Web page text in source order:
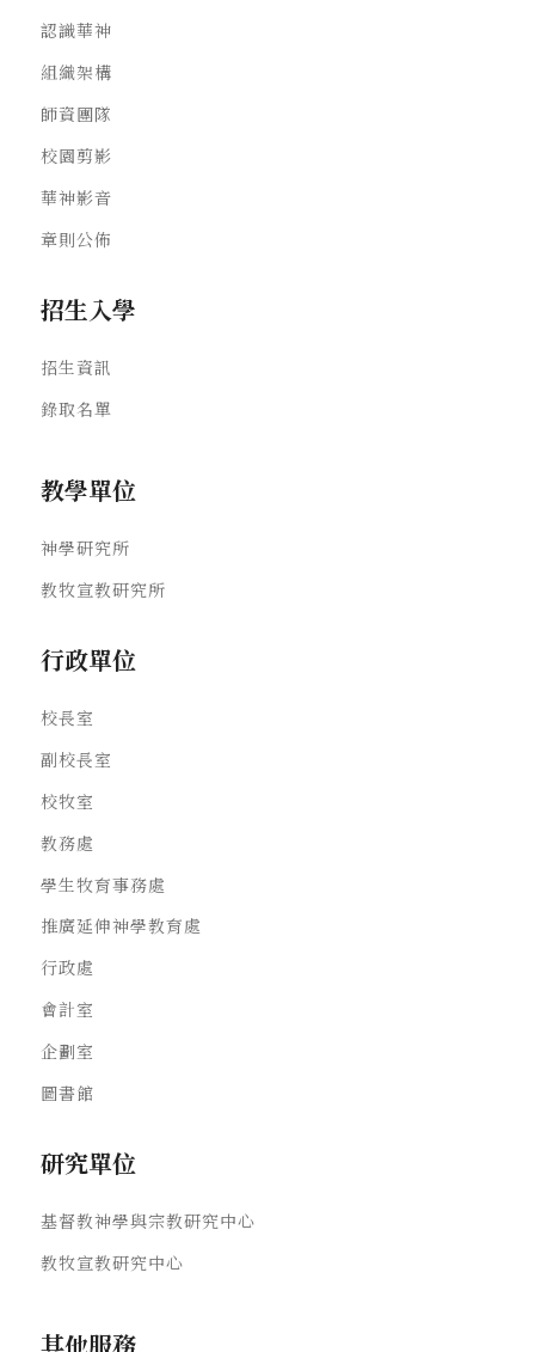
認識華神
組織架構
師資團隊
校園剪影
華神影音
章則公佈
招生入學
招生資訊
錄取名單
教學單位
神學研究所
教牧宣教研究所
行政單位
校長室
副校長室
校牧室
教務處
學生牧育事務處
推廣延伸神學教育處
行政處
會計室
企劃室
圖書館
研究單位
基督教神學與宗教研究中心
教牧宣教研究中心
其他服務